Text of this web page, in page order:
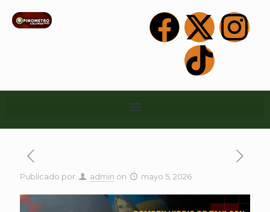
Publicado por admin on mayo 5, 2026